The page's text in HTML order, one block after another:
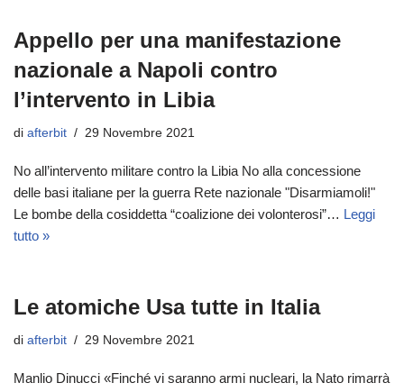
Appello per una manifestazione
nazionale a Napoli contro
l’intervento in Libia
di afterbit 29 Novembre 2021
No all’intervento militare contro la Libia No alla concessione
delle basi italiane per la guerra Rete nazionale "Disarmiamoli!"
Le bombe della cosiddetta “coalizione dei volonterosi”… Leggi
tutto »
Le atomiche Usa tutte in Italia
di afterbit 29 Novembre 2021
Manlio Dinucci «Finché vi saranno armi nucleari, la Nato rimarrà